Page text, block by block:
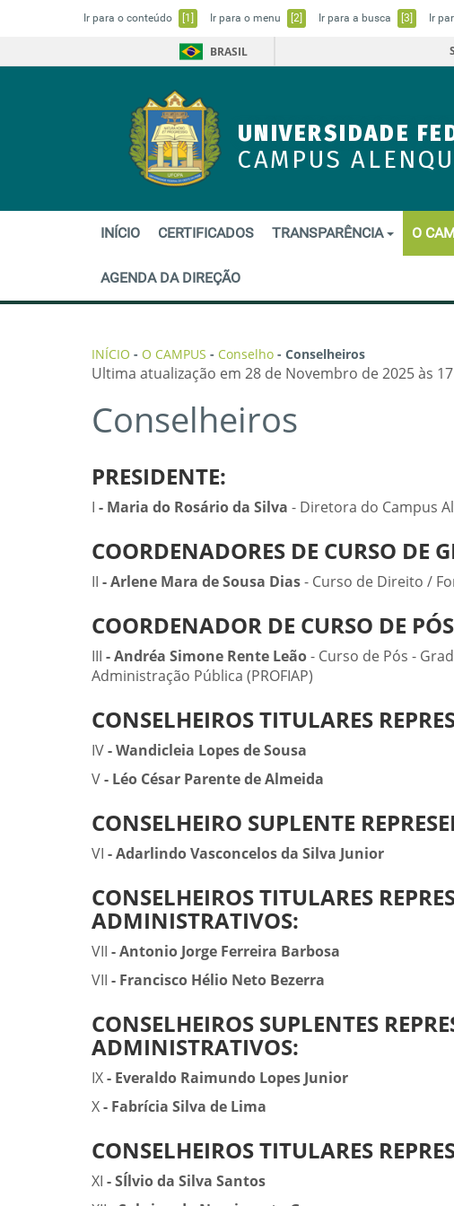
Ir para o conteúdo [1] Ir para o menu [2] Ir para a busca [3] Ir
BRASIL
UNIVERSIDADE
CAMPUS
INÍCIO CERTIFICADOS TRANSPARÊNCIA O
AGENDA DA DIREÇÃO
INÍCIO - O CAMPUS - Conselho - Conselheiros
Ultima atualização em 28 de Novembro de 2025 às
Conselheiros
PRESIDENTE:
I - Maria do Rosário da Silva - Diretora do Campus
COORDENADORES DE CURSO
II - Arlene Mara de Sousa Dias- Curso de Direito /
COORDENADOR DE CURSO DE
III - Andréa Simone Rente Leão- Curso de Pós -
Administração Pública (PROFIAP)
CONSELHEIROS TITULARES
IV- Wandicleia Lopes de Sousa
V- Léo César Parente de Almeida
CONSELHEIRO SUPLENTE
VI - Adarlindo Vasconcelos da Silva Junior
CONSELHEIROS TITULARES
ADMINISTRATIVOS:
VII - Antonio Jorge Ferreira Barbosa
VII - Francisco Hélio Neto Bezerra
CONSELHEIROS SUPLENTES
ADMINISTRATIVOS:
IX- Everaldo Raimundo Lopes Junior
X- Fabrícia Silva de Lima
CONSELHEIROS TITULARES
XI - SÍlvio da Silva Santos